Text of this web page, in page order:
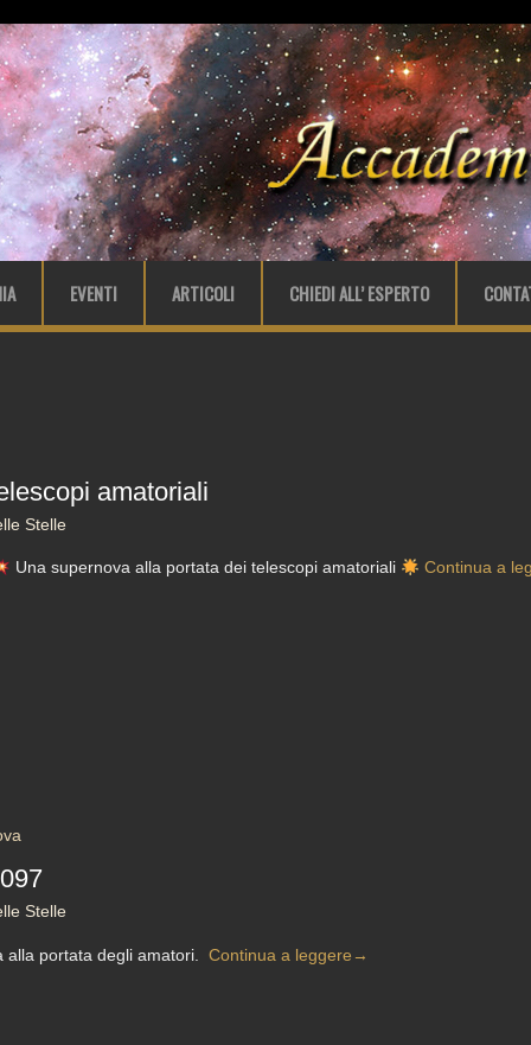
EVENTI ARTICOLI CHIEDI ALL’ ESPERTO
amatoriali
Stelle
Una supernova alla portata dei telescopi amatoriali Continua a
Stelle
portata degli amatori. Continua a leggere →